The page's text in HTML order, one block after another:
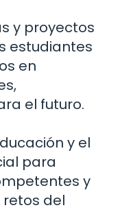
y proyectos
estudiantes
en
el futuro.
y el
para
y
del